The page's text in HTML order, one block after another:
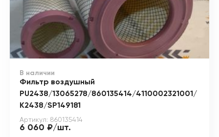
В наличии
Фильтр воздушный
PU2438/13065278/860135414/4110002321001/
K2438/SP149181
Артикул: 860135414
6 060 ₽/шт.